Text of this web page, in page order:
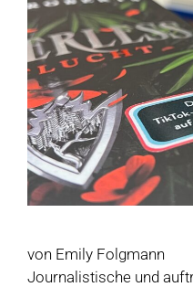
von Emily Folgmann
Journalistische und